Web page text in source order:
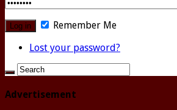
Remember Me
Lost your password?
Advertisement